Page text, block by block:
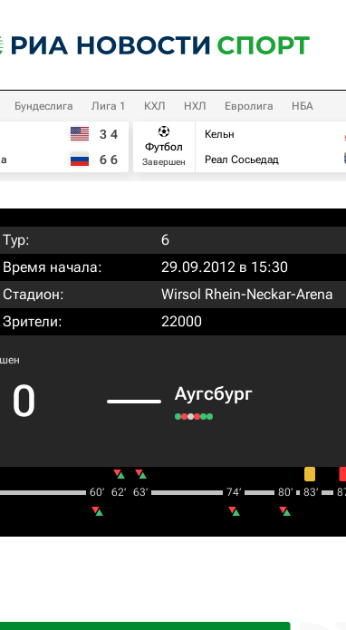
Бундеслига Лига 1 КХЛ НХЛ Евролига НБА
3 4
6 6
Футбол
Завершен
Кельн
Реал Сосьедад
Тур:
6
Время начала:
29.09.2012 в 15:30
Стадион:
Wirsol Rhein-Neckar-Arena
Зрители:
22000
0 Аугсбург
60‎’‎ 62‎’‎ 63‎’‎ 74‎’‎ 80‎’‎ 83‎’‎